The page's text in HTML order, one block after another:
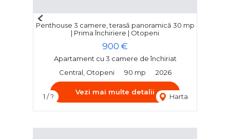
1 / ? Harta
Penthouse 3 camere, terasă panoramică 30 mp
| Prima închiriere | Otopeni
900 €
Apartament cu 3 camere de închiriat
Central, Otopeni
90 mp 2026
Vezi mai multe detalii